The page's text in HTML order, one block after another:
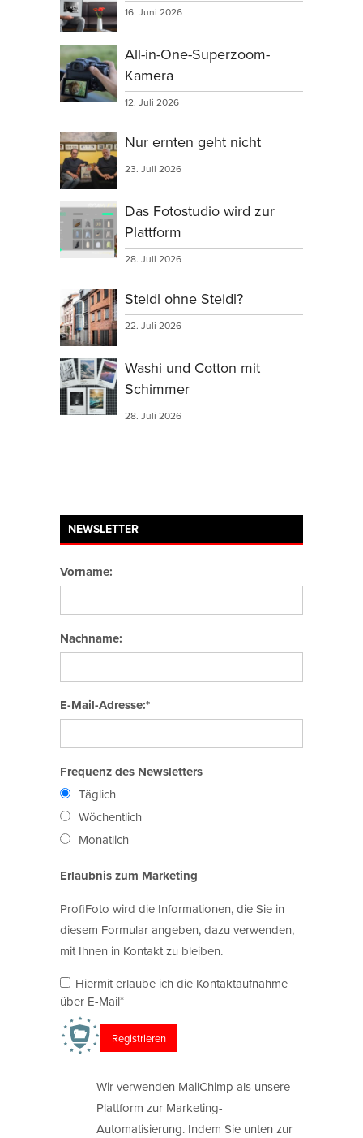
16. Juni 2026
All-in-One-Superzoom-
Kamera
12. Juli 2026
Nur ernten geht nicht
23. Juli 2026
Das Fotostudio wird zur
Plattform
28. Juli 2026
Steidl ohne Steidl?
22. Juli 2026
Washi und Cotton mit
Schimmer
28. Juli 2026
NEWSLETTER
Vorname:
Nachname:
E-Mail-Adresse:*
Frequenz des Newsletters
Täglich
Wöchentlich
Monatlich
Erlaubnis zum Marketing
ProfiFoto wird die Informationen, die Sie in
diesem Formular angeben, dazu verwenden,
mit Ihnen in Kontakt zu bleiben.
Hiermit erlaube ich die Kontaktaufnahme
über E-Mail*
Wir verwenden MailChimp als unsere
Plattform zur Marketing-
Automatisierung. Indem Sie unten zur